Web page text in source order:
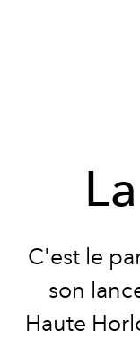
C'est le
son
Haute